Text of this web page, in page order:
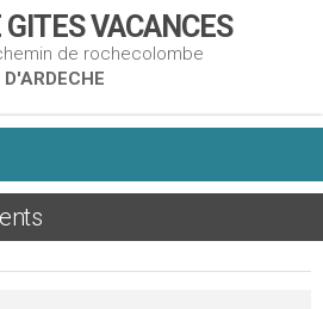
VACANCES
chemin de rochecolombe